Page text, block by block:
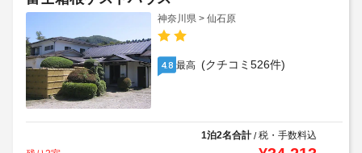
神奈川県 > 仙石原
4.8 最高 (クチコミ526件)
1泊2名合計/税・手数料込